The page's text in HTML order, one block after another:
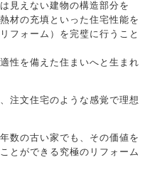
見えない建物の構造部分を
材の充填といった住宅性能を
フォーム）を完璧に行うこと
性を備えた住まいへと生まれ
注文住宅のような感覚で理想
数の古い家でも、その価値を
とができる究極のリフォーム